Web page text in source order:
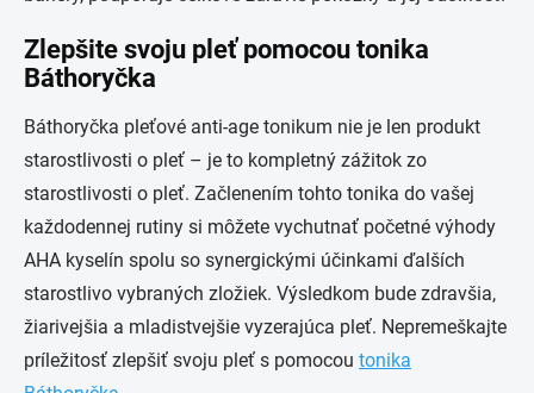
Zlepšite svoju pleť pomocou tonika
Báthoryčka
Báthoryčka pleťové anti-age tonikum nie je len produkt
starostlivosti o pleť – je to kompletný zážitok zo
starostlivosti o pleť. Začlenením tohto tonika do vašej
každodennej rutiny si môžete vychutnať početné výhody
AHA kyselín spolu so synergickými účinkami ďalších
starostlivo vybraných zložiek. Výsledkom bude zdravšia,
žiarivejšia a mladistvejšie vyzerajúca pleť. Nepremeškajte
príležitosť zlepšiť svoju pleť s pomocou tonika